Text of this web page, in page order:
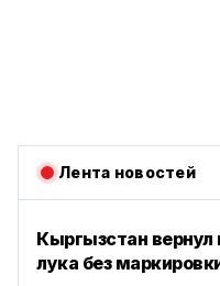
Лента новостей
Кыргызстан вернул
лука без